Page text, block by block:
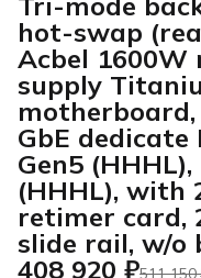
hot-swap
Acbel
supply
motherboard,
GbE dedicate
Gen5
(HHHL), with
retimer card,
slide rail, w/o
408 920 ₽511 150